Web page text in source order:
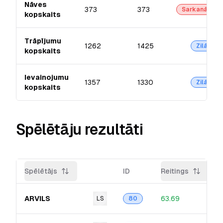
Nāves
kopskaits
373 373 Sarkanā
Trāpījumu
kopskaits
1262 1425 Zilā
Ievainojumu
kopskaits
1357 1330 Zilā
Spēlētāju rezultāti
Spēlētājs ID Reitings
ARVILS LS 80 63.69